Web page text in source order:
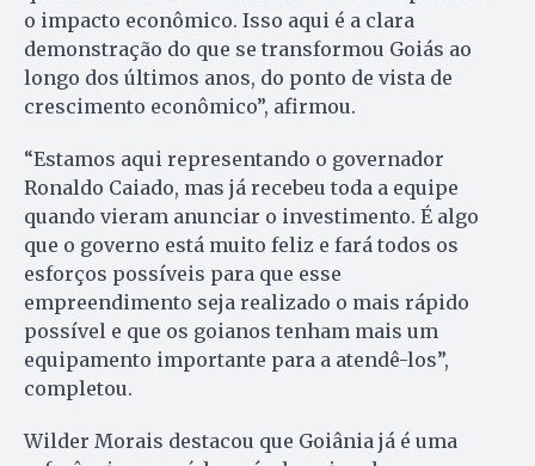
o impacto econômico. Isso aqui é a clara
demonstração do que se transformou Goiás ao
longo dos últimos anos, do ponto de vista de
crescimento econômico”, afirmou.
“Estamos aqui representando o governador
Ronaldo Caiado, mas já recebeu toda a equipe
quando vieram anunciar o investimento. É algo
que o governo está muito feliz e fará todos os
esforços possíveis para que esse
empreendimento seja realizado o mais rápido
possível e que os goianos tenham mais um
equipamento importante para a atendê-los”,
completou.
Wilder Morais destacou que Goiânia já é uma